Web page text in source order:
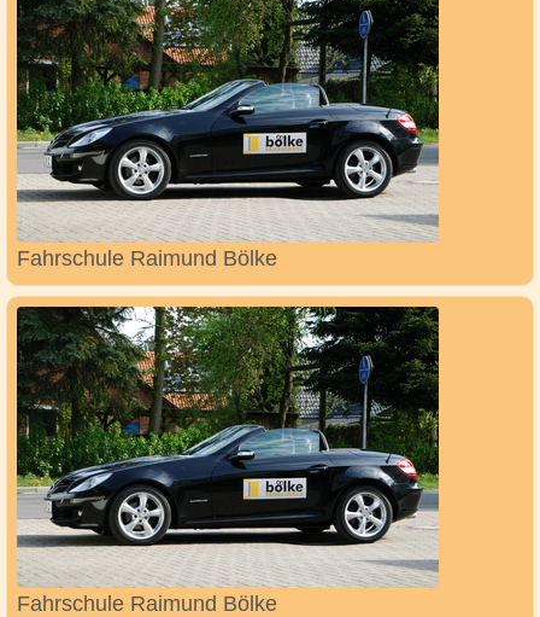
Fahrschule Raimund Bölke
Fahrschule Raimund Bölke